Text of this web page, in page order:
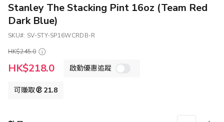
Stanley The Stacking Pint 16oz (Team Red
Dark Blue)
SKU
SV-STY-SP16WCRDB-R
HK$245.0
特
殊
HK$218.0 啟動優惠追蹤
可賺取 21.8